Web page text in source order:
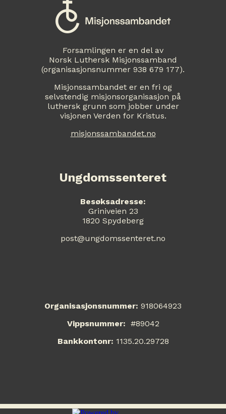
Forsamlingen er en del av
Norsk Luthersk Misjonssamband
(organisasjonsnummer 938 679 177).
Misjonssambandet er en fri og
selvstendig misjonsorganisasjon på
luthersk grunn som jobber under
visjonen Verden for Kristus.
misjonssambandet.no
Ungdomssenteret
Besøksadresse:
Griniveien 23
1820 Spydeberg
post@ungdomssenteret.no
Organisasjonsnummer: 918064923
Vippsnummer: #89042
Bankkontonr: 1135.20.29728